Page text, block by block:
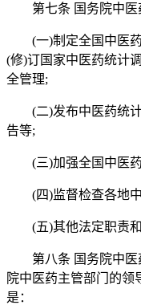
第七条 国务院中医
(一)制定全国中医
(修)订国家中医药统计
全管理;
(二)发布中医药统
告等;
(三)加强全国中医
(四)监督检查各地
(五)其他法定职责
第八条 国务院中
院中医药主管部门的
是：